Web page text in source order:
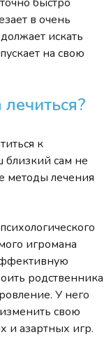
в очень
искать
на свою
к
близкий сам не
методы лечения
игромана
родственника
У него
свою
и азартных игр.